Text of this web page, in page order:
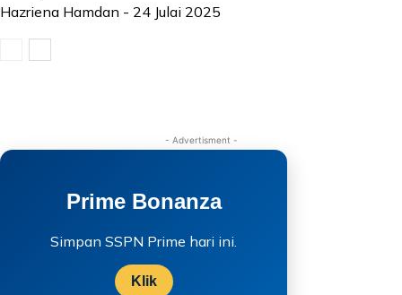
Hazriena Hamdan - 24 Julai 2025
- Advertisment -
Prime Bonanza
Simpan SSPN Prime hari ini.
Klik